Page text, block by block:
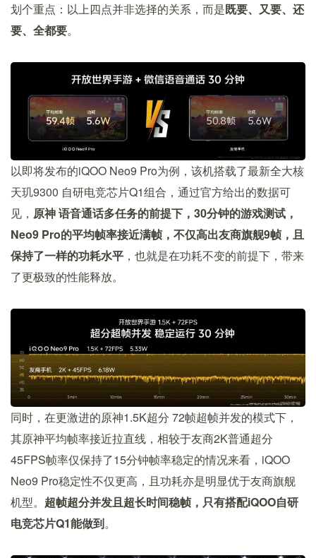
划个重点：以上四点并非选择的关系，而是既要、又要、还
要、全都要。
以即将发布的iQOO Neo9 Pro为例，该机搭载了最新全大核
天玑9300 自研电竞芯片Q1组合，通过官方给出的数据可
见， 原神 语音通话多任务的前提下，30分钟的游戏测试，
Neo9 Pro的平均帧率接近满帧，不仅高出友商旗舰9帧，且
保持了一样的功耗水平 ，也就是在功耗不变的前提下，带来
了更极致的性能释放。
同时，在更激进的原神1.5K超分 72帧超帧并发的模式下，
其原神平均帧率接近拉直线，相较于友商2K普通超分
45FPS帧率仅保持了15分钟帧率稳定的情况来看，iQOO
Neo9 Pro稳定性不仅更高，且功耗亦是明显优于友商旗舰
机型。 超帧超分并发且超长时间稳帧，只有搭配iQOO自研
电竞芯片Q1能做到。